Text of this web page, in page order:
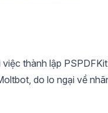
việc thành lập
do lo ngại về